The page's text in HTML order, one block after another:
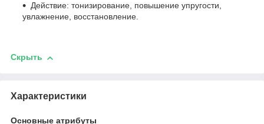
Действие: тонизирование, повышение упругости,
увлажнение, восстановление.
Скрыть
Характеристики
Основные атрибуты